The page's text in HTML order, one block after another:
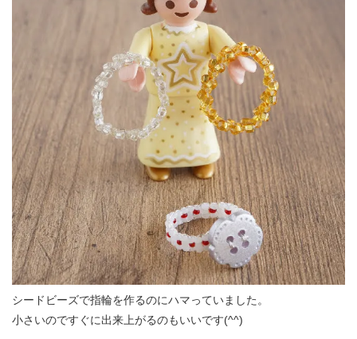
シードビーズで指輪を作るのにハマっていました。
小さいのですぐに出来上がるのもいいです(^^)